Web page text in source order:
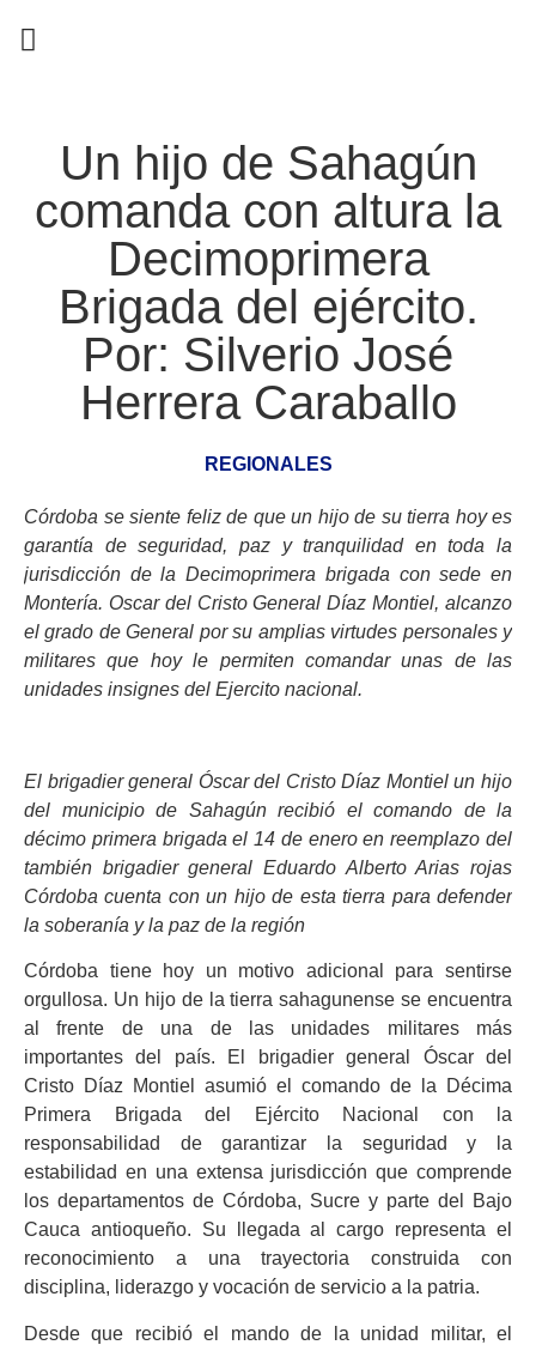
Un hijo de Sahagún
comanda con altura la
Decimoprimera
Brigada del ejército.
Por: Silverio José
Herrera Caraballo
REGIONALES
Córdoba se siente feliz de que un hijo de su tierra hoy es
garantía de seguridad, paz y tranquilidad en toda la
jurisdicción de la Decimoprimera brigada con sede en
Montería. Oscar del Cristo General Díaz Montiel, alcanzo
el grado de General por su amplias virtudes personales y
militares que hoy le permiten comandar unas de las
unidades insignes del Ejercito nacional.
El brigadier general Óscar del Cristo Díaz Montiel un hijo
del municipio de Sahagún recibió el comando de la
décimo primera brigada el 14 de enero en reemplazo del
también brigadier general Eduardo Alberto Arias rojas
Córdoba cuenta con un hijo de esta tierra para defender
la soberanía y la paz de la región
Córdoba tiene hoy un motivo adicional para sentirse
orgullosa. Un hijo de la tierra sahagunense se encuentra
al frente de una de las unidades militares más
importantes del país. El brigadier general Óscar del
Cristo Díaz Montiel asumió el comando de la Décima
Primera Brigada del Ejército Nacional con la
responsabilidad de garantizar la seguridad y la
estabilidad en una extensa jurisdicción que comprende
los departamentos de Córdoba, Sucre y parte del Bajo
Cauca antioqueño. Su llegada al cargo representa el
reconocimiento a una trayectoria construida con
disciplina, liderazgo y vocación de servicio a la patria.
Desde que recibió el mando de la unidad militar, el